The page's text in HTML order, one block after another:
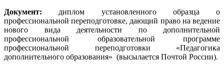
Документ: диплом установленного образца о
профессиональной переподготовке, дающий право на ведение
нового вида деятельности по дополнительной
профессиональной образовательной программе
профессиональной переподготовки «Педагогика
дополнительного образования» (высылается Почтой России).